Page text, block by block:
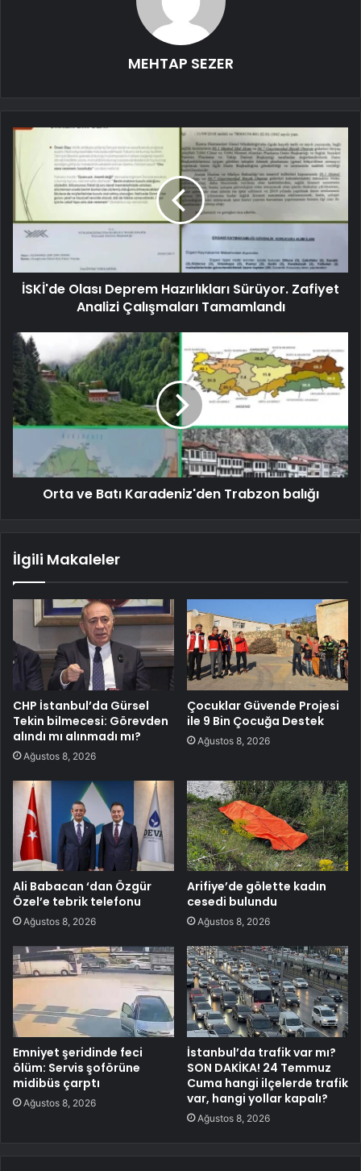
MEHTAP SEZER
İSKİ'de Olası Deprem Hazırlıkları Sürüyor. Zafiyet
Analizi Çalışmaları Tamamlandı
Orta ve Batı Karadeniz'den Trabzon balığı
İlgili Makaleler
CHP İstanbul’da Gürsel
Tekin bilmecesi: Görevden
alındı mı alınmadı mı?
Ağustos 8, 2026
Çocuklar Güvende Projesi
ile 9 Bin Çocuğa Destek
Ağustos 8, 2026
Ali Babacan ‘dan Özgür
Özel’e tebrik telefonu
Ağustos 8, 2026
Arifiye’de gölette kadın
cesedi bulundu
Ağustos 8, 2026
Emniyet şeridinde feci
ölüm: Servis şoförüne
midibüs çarptı
Ağustos 8, 2026
İstanbul’da trafik var mı?
SON DAKİKA! 24 Temmuz
Cuma hangi ilçelerde trafik
var, hangi yollar kapalı?
Ağustos 8, 2026